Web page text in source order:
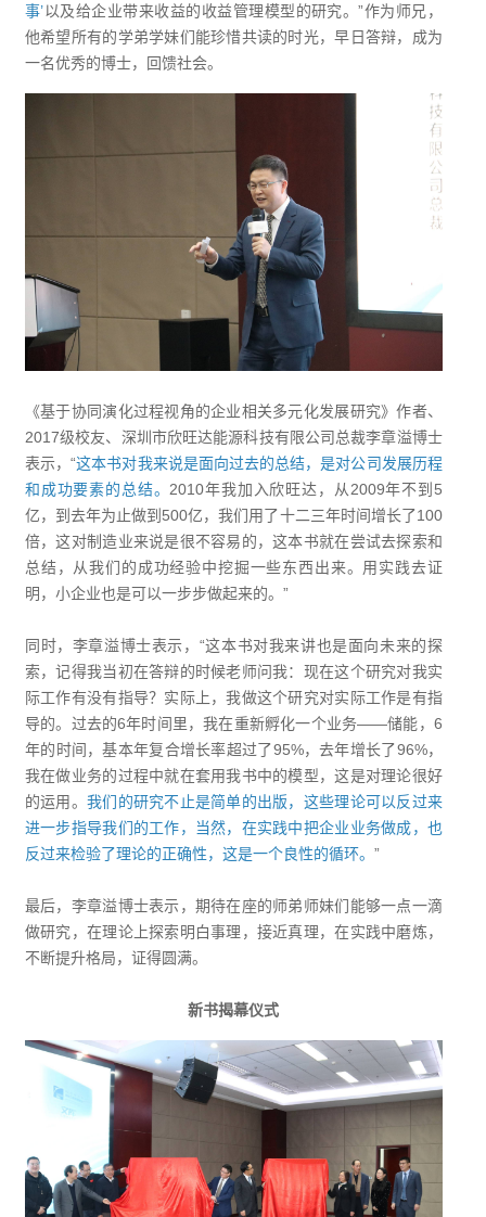
事’以及给企业带来收益的收益管理模型的研究。”作为师兄，
他希望所有的学弟学妹们能珍惜共读的时光，早日答辩，成为
一名优秀的博士，回馈社会。
《基于协同演化过程视角的企业相关多元化发展研究》作者、
2017级校友、深圳市欣旺达能源科技有限公司总裁李章溢博士
表示，“这本书对我来说是面向过去的总结，是对公司发展历程
和成功要素的总结。2010年我加入欣旺达，从2009年不到5
亿，到去年为止做到500亿，我们用了十二三年时间增长了100
倍，这对制造业来说是很不容易的，这本书就在尝试去探索和
总结，从我们的成功经验中挖掘一些东西出来。用实践去证
明，小企业也是可以一步步做起来的。”
同时，李章溢博士表示，“这本书对我来讲也是面向未来的探
索，记得我当初在答辩的时候老师问我：现在这个研究对我实
际工作有没有指导？实际上，我做这个研究对实际工作是有指
导的。过去的6年时间里，我在重新孵化一个业务——储能，6
年的时间，基本年复合增长率超过了95%，去年增长了96%，
我在做业务的过程中就在套用我书中的模型，这是对理论很好
的运用。我们的研究不止是简单的出版，这些理论可以反过来
进一步指导我们的工作，当然，在实践中把企业业务做成，也
反过来检验了理论的正确性，这是一个良性的循环。 ”
最后，李章溢博士表示，期待在座的师弟师妹们能够一点一滴
做研究，在理论上探索明白事理，接近真理，在实践中磨炼，
不断提升格局，证得圆满。
新书揭幕仪式